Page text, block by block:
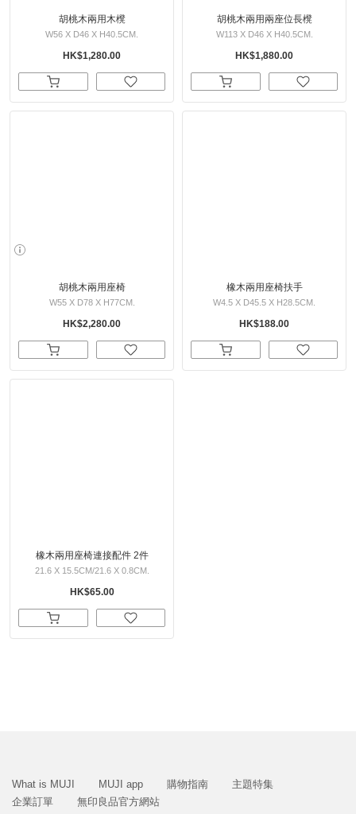
胡桃木兩用木櫈
W56 X D46 X H40.5CM.
HK$1,280.00
胡桃木兩用兩座位長櫈
W113 X D46 X H40.5CM.
HK$1,880.00
胡桃木兩用座椅
W55 X D78 X H77CM.
HK$2,280.00
橡木兩用座椅扶手
W4.5 X D45.5 X H28.5CM.
HK$188.00
橡木兩用座椅連接配件 2件
21.6 X 15.5CM/21.6 X 0.8CM.
HK$65.00
What is MUJI MUJI app 購物指南
主題特集
企業訂單
無印良品官方網站